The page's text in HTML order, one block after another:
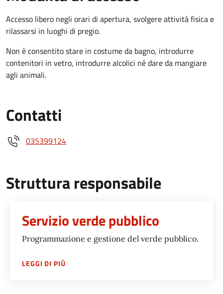
Accesso libero negli orari di apertura, svolgere attività fisica e
rilassarsi in luoghi di pregio.
Non è consentito stare in costume da bagno, introdurre
contenitori in vetro, introdurre alcolici né dare da mangiare
agli animali.
Contatti
035399124
Struttura responsabile
Servizio verde pubblico
Programmazione e gestione del verde pubblico.
LEGGI DI PIÙSU